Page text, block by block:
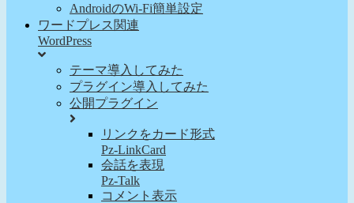
AndroidのWi-Fi簡単設定
ワードプレス関連
WordPress
テーマ導入してみた
プラグイン導入してみた
公開プラグイン
リンクをカード形式
Pz-LinkCard
会話を表現
Pz-Talk
コメント表示